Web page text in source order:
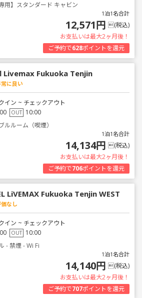
専用】スタンダード キャビン
1泊1名合計
12,571円 (税込)
お支払いは最大2ヶ月後！
ご予約で628ポイントを還元
Livemax Fukuoka Tenjin
に良い
イン ~ チェックアウト
OUT 10:00
ルルーム（喫煙）
1泊1名合計
14,134円 (税込)
お支払いは最大2ヶ月後！
ご予約で706ポイントを還元
LiVEMAX Fukuoka Tenjin WEST
なし
イン ~ チェックアウト
OUT 10:00
- 禁煙 - Wi Fi
1泊1名合計
14,140円 (税込)
お支払いは最大2ヶ月後！
ご予約で707ポイントを還元